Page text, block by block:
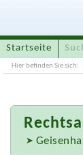
Startseite
Hier befinden Sie sich: